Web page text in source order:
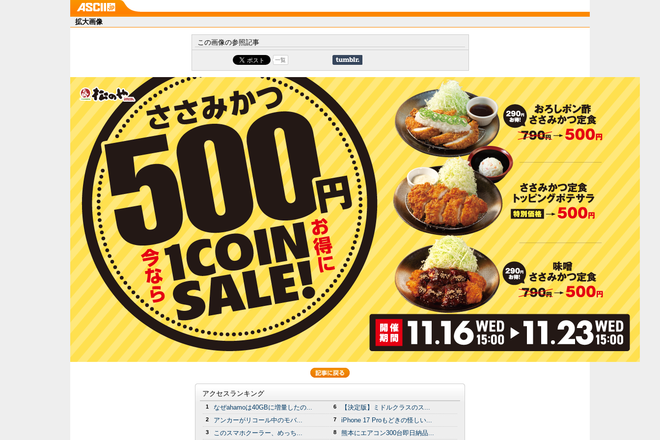
拡大画像
この画像の参照記事
一覧
アクセスランキング
1 なぜahamoは40GBに増量したの...
2 アンカーがリコール中のモバ...
3 このスマホクーラー、めっち...
6 【決定版】ミドルクラスのス...
7 iPhone 17 Proもどきの怪しい...
8 熊本にエアコン300台即日納品...